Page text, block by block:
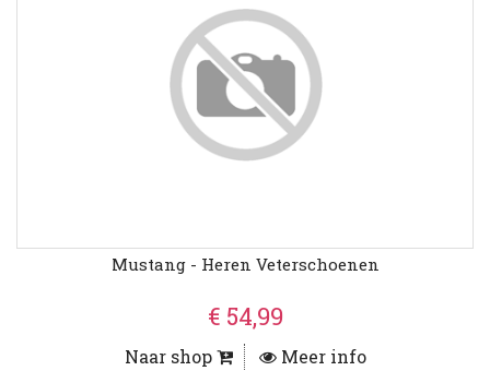
Mustang - Heren Veterschoenen
€ 54,99
Naar shop Meer info